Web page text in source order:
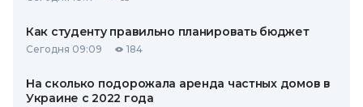
Как студенту правильно планировать бюджет
Сегодня 09:09 184
На сколько подорожала аренда частных домов в
Украине с 2022 года